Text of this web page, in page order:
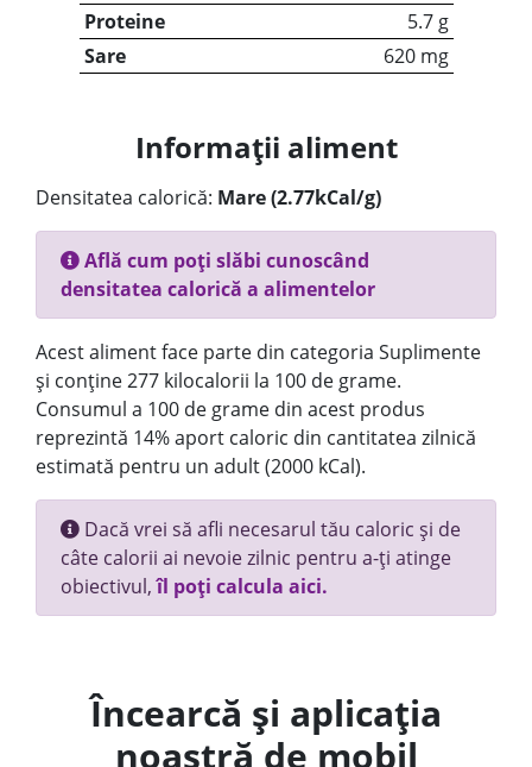
Proteine
5.7 g
Sare
620 mg
Informații aliment
Densitatea calorică: Mare (2.77kCal/g)
Află cum poți slăbi cunoscând
densitatea calorică a alimentelor
Acest aliment face parte din categoria Suplimente
și conține 277 kilocalorii la 100 de grame.
Consumul a 100 de grame din acest produs
reprezintă 14% aport caloric din cantitatea zilnică
estimată pentru un adult (2000 kCal).
Dacă vrei să afli necesarul tău caloric și de
câte calorii ai nevoie zilnic pentru a-ți atinge
obiectivul,îl poți calcula aici.
Încearcă și aplicația
noastră de mobil